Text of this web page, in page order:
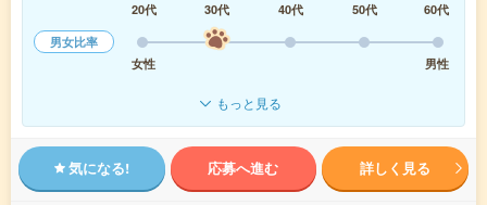
20代
30代 40代 50代
60代
男女比率
女性
男性
もっと見る
気になる! 応募へ進む 詳しく見る